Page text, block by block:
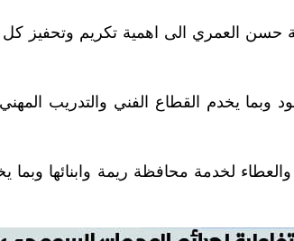
حسن العمري الى اهمية تكريم وتحفيز
وبما يخدم القطاع الفني والتدريب
لخدمة محافظة ريمة وابنائها